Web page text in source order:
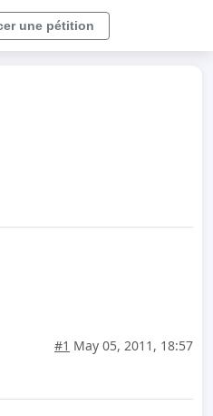
une pétition
#1 May 05, 2011, 18:57